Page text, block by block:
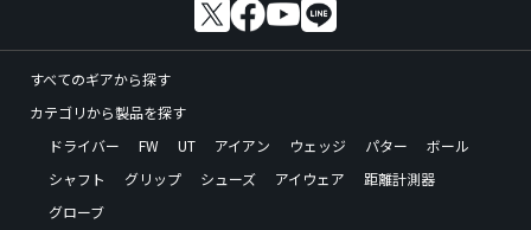
すべてのギアから探す
カテゴリから製品を探す
ドライバー
FW UT アイアン ウェッジ パター
ボール
シャフト
グリップ シューズ アイウェア
距離計測器
グローブ